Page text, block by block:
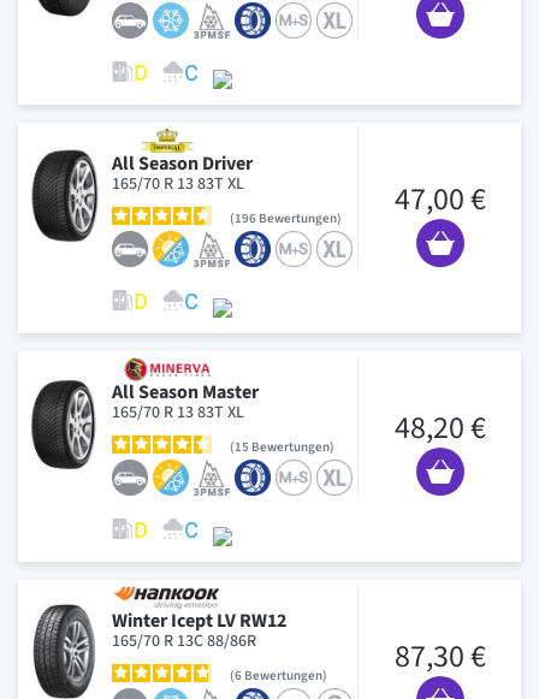
All Season Driver
165/70 R 13 83T XL
196 Bewertungen 47,00 €
All Season Master
165/70 R 13 83T XL
15 Bewertungen 48,20 €
Winter Icept LV RW12
165/70 R 13C 88/86R
6 Bewertungen 87,30 €